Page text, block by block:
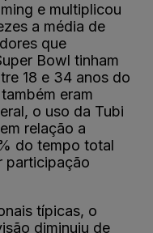
e multiplicou
a média de
que
Bowl tinham
18 e 34 anos do
eram
o uso da Tubi
relação a
do tempo total
participação
típicas, o
diminuiu de